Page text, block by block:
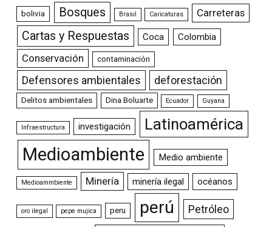
bolivia Bosques Brasil Caricaturas Carreteras
Cartas y Respuestas Coca Colombia
Conservación contaminación
Defensores ambientales deforestación
Delitos ambientales Dina Boluarte Ecuador Guyana
Infraestructura investigación Latinoamérica
Medioambiente Medio ambiente
Medioammbiente Minería minería ilegal océanos
oro ilegal pepe mujica peru perú Petróleo